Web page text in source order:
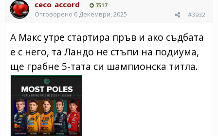
ceco_accord 7517
#3932
Отговорено 6 Декември, 2025
А Макс утре стартира пръв и ако съдбата
е с него, та Ландо не стъпи на подиума,
ще грабне 5-тата си шампионска титла.